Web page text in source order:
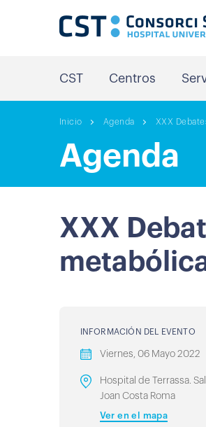
CST Centros
Inicio Agenda XXX
Agenda
XXX
INFORMACIÓN DEL EVENTO
Viernes, 06 Mayo 2022
Hospital de Terrassa.
Joan Costa Roma
Ver en el mapa